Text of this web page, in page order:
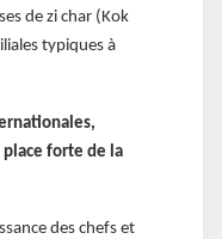
de zi char (Kok
typiques à
place forte de la
des chefs et